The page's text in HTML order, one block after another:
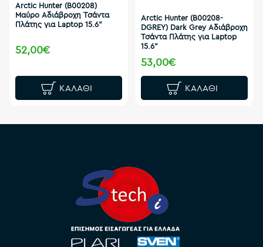
Arctic Hunter (B00208)
Μαύρο Αδιάβροχη Τσάντα
Πλάτης για Laptop 15.6"
52,00€
ΚΑΛΆΘΙ
Arctic Hunter (B00208-
DGREY) Dark Grey Αδιάβροχη
Τσάντα Πλάτης για Laptop
15.6"
53,00€
ΚΑΛΆΘΙ